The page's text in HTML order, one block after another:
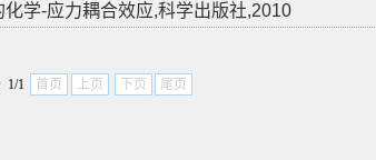
学-应力耦合效应,科学出版社,2010
1/1 首页 上页 下页 尾页